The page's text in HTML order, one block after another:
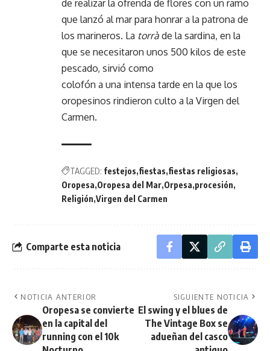
de realizar la ofrenda de flores con un ramo
que lanzó al mar para honrar a la patrona de
los marineros. La torrà de la sardina, en la
que se necesitaron unos 500 kilos de este
pescado, sirvió como
colofón a una intensa tarde en la que los
oropesinos rindieron culto a la Virgen del
Carmen.
TAGGED: festejos fiestas fiestas religiosas
Oropesa Oropesa del Mar Orpesa procesión
Religión Virgen del Carmen
Comparte esta noticia
NOTICIA ANTERIOR
Oropesa se convierte
en la capital del
running con el 10k
SIGUIENTE NOTICIA
El swing y el blues de
The Vintage Box se
adueñan del casco